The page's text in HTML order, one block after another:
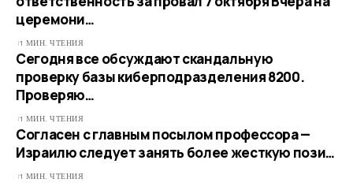
церемони…
1 МИН. ЧТЕНИЯ
Сегодня все обсуждают скандальную
проверку базы киберподразделения 8200.
Проверяю…
1 МИН. ЧТЕНИЯ
Согласен с главным посылом профессора —
Израилю следует занять более жесткую пози…
1 МИН. ЧТЕНИЯ